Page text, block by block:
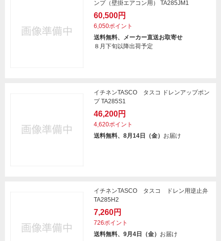
ンプ（壁掛エアコン用） TA285JM1
60,500円
6,050ポイント
送料無料、メーカー直送お取寄せ
８月下旬以降出荷予定
イチネンTASCO タスコ ドレンアップポン
プ TA285S1
46,200円
4,620ポイント
送料無料、8月14日（金） お届け
イチネンTASCO タスコ ドレン用逆止弁
TA285H2
7,260円
726ポイント
送料無料、9月4日（金） お届け